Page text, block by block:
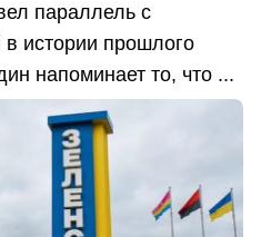
параллель с
в истории прошлого
напоминает то, что ...